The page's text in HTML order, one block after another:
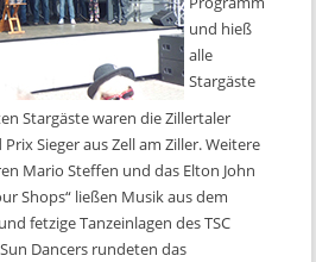
und hieß
alle
Stargäste
Stargäste waren die Zillertaler
Sieger aus Zell am Ziller. Weitere
Mario Steffen und das Elton John
Shops“ ließen Musik aus dem
fetzige Tanzeinlagen des TSC
Dancers rundeten das